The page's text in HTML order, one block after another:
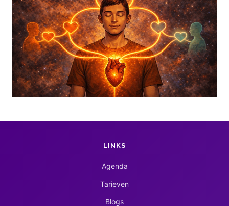
LINKS
Agenda
Tarieven
Blogs